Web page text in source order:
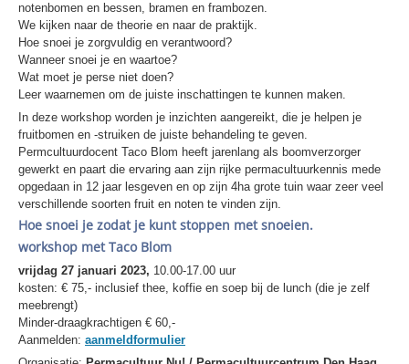
notenbomen en bessen, bramen en frambozen.
We kijken naar de theorie en naar de praktijk.
Hoe snoei je zorgvuldig en verantwoord?
Wanneer snoei je en waartoe?
Wat moet je perse niet doen?
Leer waarnemen om de juiste inschattingen te kunnen maken.
In deze workshop worden je inzichten aangereikt, die je helpen je
fruitbomen en -struiken de juiste behandeling te geven.
Permcultuurdocent Taco Blom heeft jarenlang als boomverzorger
gewerkt en paart die ervaring aan zijn rijke permacultuurkennis mede
opgedaan in 12 jaar lesgeven en op zijn 4ha grote tuin waar zeer veel
verschillende soorten fruit en noten te vinden zijn.
Hoe snoei je zodat je kunt stoppen met snoeien.
workshop met Taco Blom
vrijdag 27 januari 2023, 10.00-17.00 uur
kosten: € 75,- inclusief thee, koffie en soep bij de lunch (die je zelf
meebrengt)
Minder-draagkrachtigen € 60,-
Aanmelden: aanmeldformulier